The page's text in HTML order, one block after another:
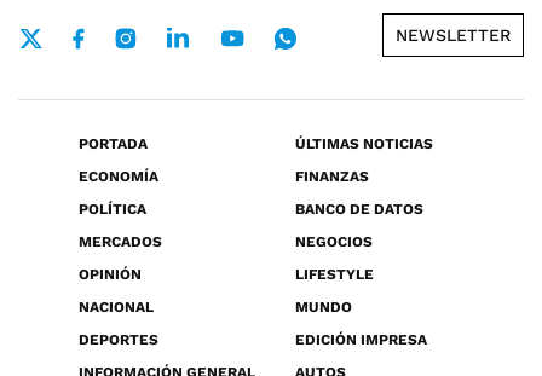
NEWSLETTER
PORTADA
ÚLTIMAS NOTICIAS
ECONOMÍA
FINANZAS
POLÍTICA
BANCO DE DATOS
MERCADOS
NEGOCIOS
OPINIÓN
LIFESTYLE
NACIONAL
MUNDO
DEPORTES
EDICIÓN IMPRESA